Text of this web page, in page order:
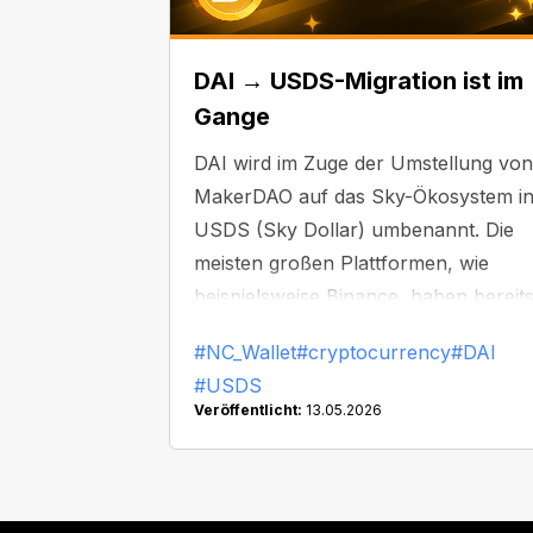
DAI → USDS-Migration ist im
Gange
DAI wird im Zuge der Umstellung von
MakerDAO auf das Sky-Ökosystem in
USDS (Sky Dollar) umbenannt. Die
meisten großen Plattformen, wie
beispielsweise Binance, haben bereits
vom Handel auszusetzen.
#NC_Wallet#cryptocurrency#DAI
#USDS
Veröffentlicht: 13.05.2026